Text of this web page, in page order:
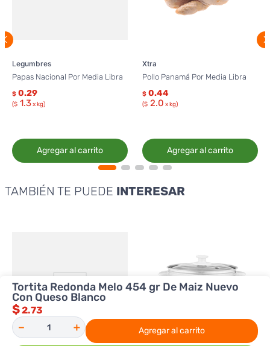
Legumbres
Papas Nacional Por Media Libra
$ 0.29
($ 1.3x kg)
Agregar al carrito
Xtra
Pollo Panamá Por Media Libra
$ 0.44
($ 2.0 x kg)
Agregar al carrito
TAMBIÉN TE PUEDE INTERESAR
Tortita Redonda Melo 454 gr De Maiz Nuevo
Con Queso Blanco
$2.73
＋
－ Agregar al carrito